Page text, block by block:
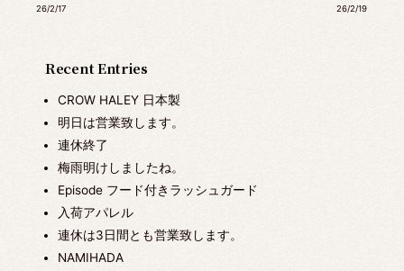
Recent Entries
CROW HALEY 日本製
明日は営業致します。
連休終了
梅雨明けしましたね。
Episode フード付きラッシュガード
入荷アパレル
連休は3日間とも営業致します。
NAMIHADA
26/2/17 26/2/19